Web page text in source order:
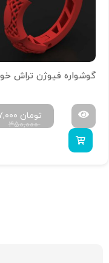
۴۵۰,۰۰۰
تومان